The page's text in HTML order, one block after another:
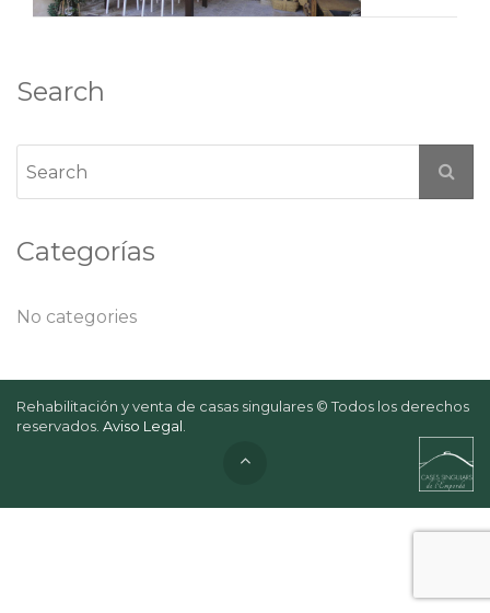
Search
Categorías
No categories
Rehabilitación y venta de casas singulares © Todos los derechos
reservados. Aviso Legal